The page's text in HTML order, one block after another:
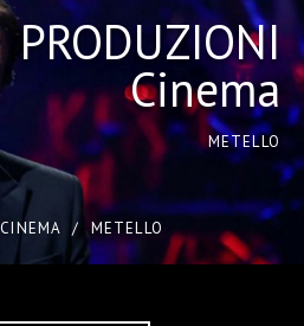
PRODUZIONI
Cinema
METELLO
CINEMA / METELLO